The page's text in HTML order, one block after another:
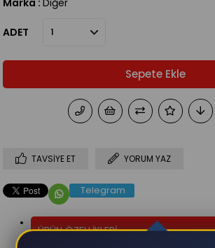
ADET
TAVSIYE ET YORUM YAZ
Telegram
ÜRÜN ÖZELLIKLERI